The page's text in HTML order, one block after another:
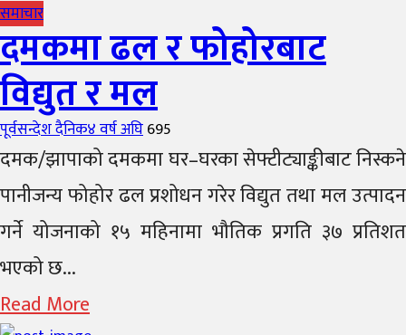
समाचार
दमकमा ढल र फोहोरबाट
विद्युत र मल
Author
पूर्वसन्देश दैनिकPosted
on
४ वर्ष अघि695
दमक/झापाको दमकमा घर–घरका सेफ्टीट्याङ्कीबाट निस्कने
पानीजन्य फोहोर ढल प्रशोधन गरेर विद्युत तथा मल उत्पादन
गर्ने योजनाको १५ महिनामा भौतिक प्रगति ३७ प्रतिशत
भएको छ...
Read More